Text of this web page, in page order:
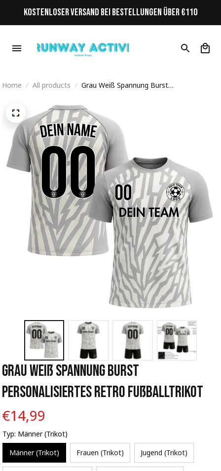
KOSTENLOSER VERSAND BEI BESTELLUNGEN ÜBER €110
Home All products
Grau Weiß Spannung Burst
Grau Weiß Spannung Burst
Personalisiertes Retro Fußballtrikot
€14,99
Typ: Männer (Trikot)
Männer (Trikot) Frauen (Trikot) Jugend (Trikot)